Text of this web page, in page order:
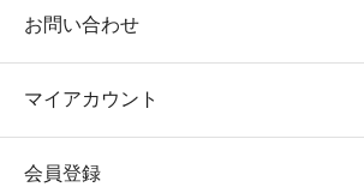
お問い合わせ
マイアカウント
会員登録